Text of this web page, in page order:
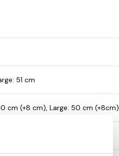
51 cm
cm (+8 cm), Large: 50 cm (+8cm)